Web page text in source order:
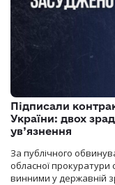
Підписали
України: двох
ув’язнення
За публічного
обласної прокуратури
винними у державній